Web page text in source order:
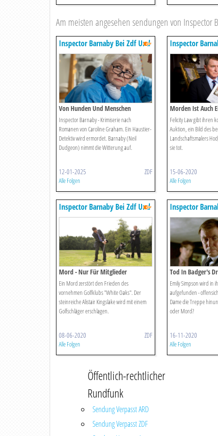
Am meisten angesehen sendungen von Inspector
Inspector Barnaby Bei Zdf Und
Zdfneo
Von Hunden Und Menschen
Inspector Barnaby - Krimiserie nach
Romanen von Caroline Graham. Ein Haustier-
Detektiv wird ermordet. Barnaby (Neil
Dudgeon) nimmt die Witterung auf.
12-01-2025 ZDF
Alle Folgen
Inspector
Zdfneo
Morden Ist Auch
Motiven Von
Felicity Law gibt ihren
Auktion, ein Bild des
Landschaftsmalers
sie tot.
15-06-2020
Alle Folgen
Inspector Barnaby Bei Zdf Und
Zdfneo
Mord - Nur Für Mitglieder
Ein Mord zerstört den Frieden des
vornehmen Golfklubs "White Oaks". Der
steinreiche Alistair Kingslake wird mit einem
Golfschläger erschlagen.
08-06-2020 ZDF
Alle Folgen
Inspector
Zdfneo
Tod In Badger's
Motiven Von
Emily Simpson wird in
aufgefunden -
Dame die Treppe
oder Mord?
16-11-2020
Alle Folgen
Öffentlich-rechtlicher
Rundfunk
Sendung Verpasst ARD
Sendung Verpasst ZDF